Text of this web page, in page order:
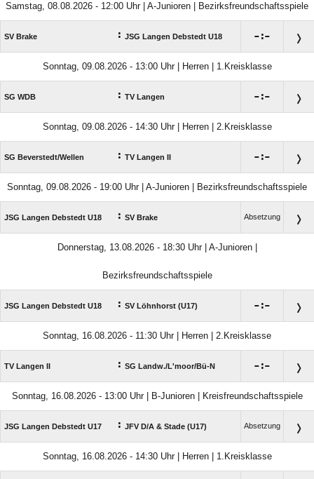
Samstag, 08.08.2026 - 12:00 Uhr | A-Junioren | Bezirksfreundschaftsspiele
SV Brake : JSG Langen Debstedt U18 :
Sonntag, 09.08.2026 - 13:00 Uhr | Herren | 1.Kreisklasse
SG WDB : TV Langen :
Sonntag, 09.08.2026 - 14:30 Uhr | Herren | 2.Kreisklasse
SG Beverstedt/​Wellen : TV Langen II :
Sonntag, 09.08.2026 - 19:00 Uhr | A-Junioren | Bezirksfreundschaftsspiele
JSG Langen Debstedt U18 : SV Brake Absetzung
Donnerstag, 13.08.2026 - 18:30 Uhr | A-Junioren |
Bezirksfreundschaftsspiele
JSG Langen Debstedt U18 : SV Löhnhorst (U17) :
Sonntag, 16.08.2026 - 11:30 Uhr | Herren | 2.Kreisklasse
TV Langen II : SG Landw./​L'moor/​Bü-N :
Sonntag, 16.08.2026 - 13:00 Uhr | B-Junioren | Kreisfreundschaftsspiele
JSG Langen Debstedt U17 : JFV D/​A & Stade (U17) Absetzung
Sonntag, 16.08.2026 - 14:30 Uhr | Herren | 1.Kreisklasse